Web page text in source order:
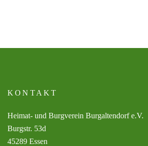
KONTAKT
Heimat- und Burgverein Burgaltendorf e.V.
Burgstr. 53d
45289 Essen